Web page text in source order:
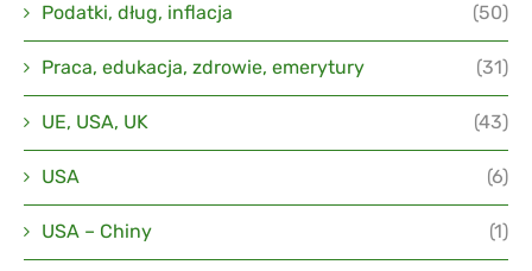
Podatki, dług, inflacja (50)
Praca, edukacja, zdrowie, emerytury (31)
UE, USA, UK (43)
USA (6)
USA – Chiny (1)